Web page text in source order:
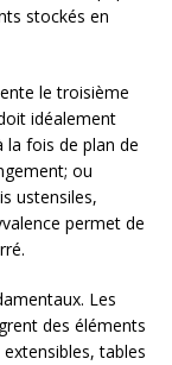
stockés en
le troisième
idéalement
la fois de plan de
ou
ustensiles,
permet de
Les
des éléments
tables